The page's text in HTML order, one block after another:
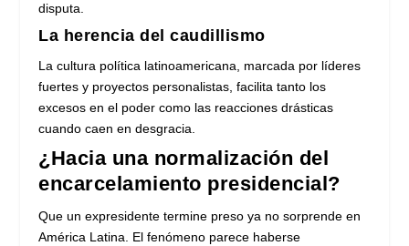
disputa.
La herencia del caudillismo
La cultura política latinoamericana, marcada por líderes
fuertes y proyectos personalistas, facilita tanto los
excesos en el poder como las reacciones drásticas
cuando caen en desgracia.
¿Hacia una normalización del
encarcelamiento presidencial?
Que un expresidente termine preso ya no sorprende en
América Latina. El fenómeno parece haberse